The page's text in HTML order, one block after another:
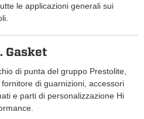
le applicazioni generali sui
Gasket
di punta del gruppo Prestolite,
fornitore di guarnizioni, accessori
e parti di personalizzazione Hi